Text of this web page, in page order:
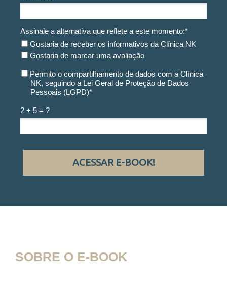
Assinale a alternativa que reflete a este momento:*
Gostaria de receber os informativos da Clínica NK
Gostaria de marcar uma avaliação
Permito o compartilhamento de dados com a Clínica
NK, seguindo a Lei Geral de Proteção de Dados
Pessoais (LGPD)*
2 + 5 = ?
ACESSAR E-BOOK!
SOBRE O E-BOOK